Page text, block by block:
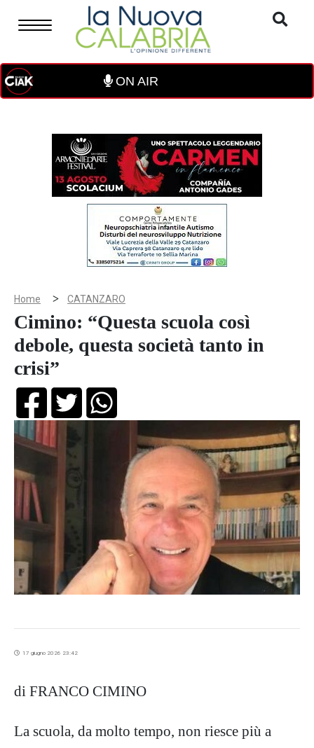
ON AIR
Home > CATANZARO
Cimino: “Questa scuola così
debole, questa società tanto in
crisi”
17 giugno 2026 23:42
di FRANCO CIMINO
La scuola, da molto tempo, non riesce più a